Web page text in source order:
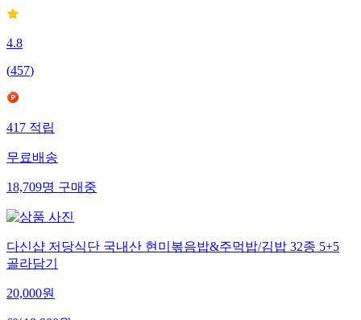
4.8
(457)
417적립
무료배송
18,709명구매중
다신샵 저당식단 국내산 현미볶음밥&주먹밥/김밥 32종 5+5
골라담기
20,000원